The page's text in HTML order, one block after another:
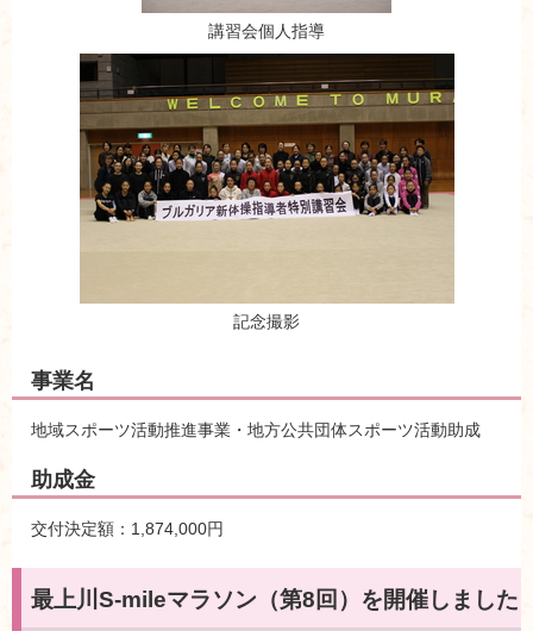
講習会個人指導
記念撮影
事業名
地域スポーツ活動推進事業・地方公共団体スポーツ活動助成
助成金
交付決定額：1,874,000円
最上川S-mileマラソン（第8回）を開催しました